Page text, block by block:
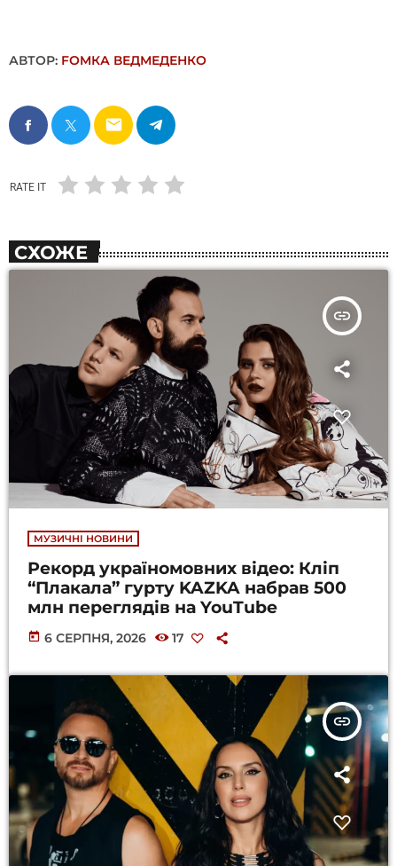
АВТОР: FОMКА ВЕДМЕДЕНКО
email
RATE IT
СХОЖЕ
insert_link
МУЗИЧНІ НОВИНИ
Рекорд україномовних відео: Кліп
“Плакала” гурту KAZKA набрав 500
млн переглядів на YouTube
today 6 СЕРПНЯ, 2026 17
insert_link